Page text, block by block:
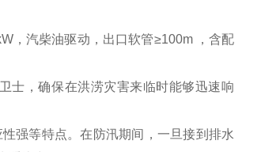
，汽柴油驱动，出口软管≥100m ，含配
士，确保在洪涝灾害来临时能够迅速响
强等特点。在防汛期间，一旦接到排水